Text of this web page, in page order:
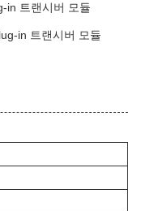
in 트랜시버 모듈
in 트랜시버 모듈